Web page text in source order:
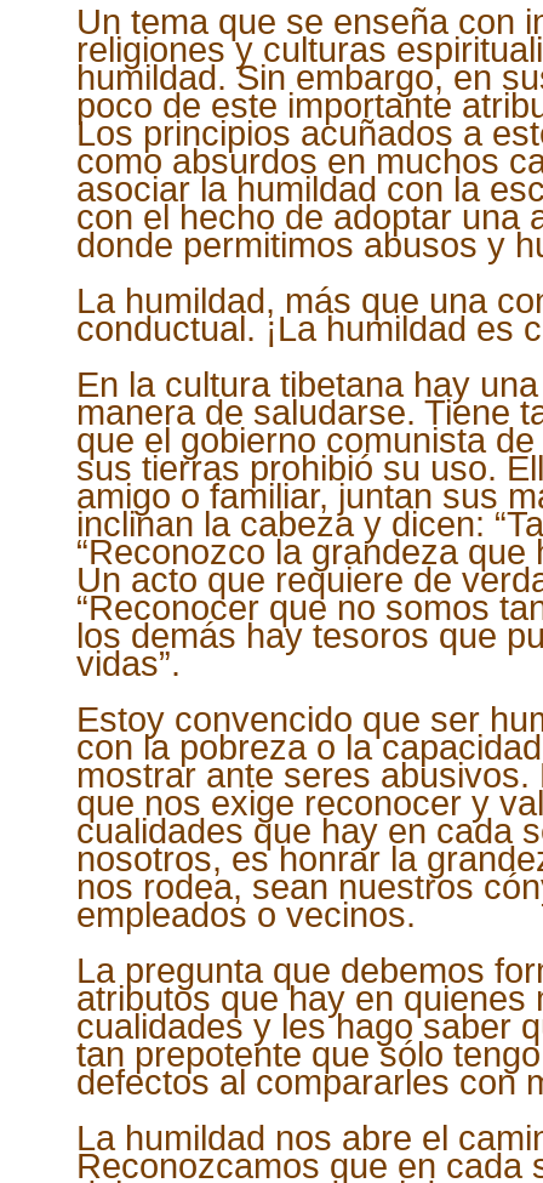
Un tema que se enseña con
religiones y culturas
humildad. Sin embargo, en
poco de este importante
Los principios acuñados a
como absurdos en muchos
asociar la humildad con la
con el hecho de adoptar una
donde permitimos abusos y
La humildad, más que una
conductual. ¡La humildad es
En la cultura tibetana hay
manera de saludarse. Tiene
que el gobierno comunista
sus tierras prohibió su uso.
amigo o familiar, juntan sus
inclinan la cabeza y dicen:
“Reconozco la grandeza que
Un acto que requiere de
“Reconocer que no somos
los demás hay tesoros que
vidas”.
Estoy convencido que ser
con la pobreza o la
mostrar ante seres
que nos exige reconocer y
cualidades que hay en cada
nosotros, es honrar la
nos rodea, sean nuestros
empleados o vecinos.
La pregunta que debemos
atributos que hay en
cualidades y les hago saber
tan prepotente que sólo
defectos al compararles con
La humildad nos abre el
Reconozcamos que en cada